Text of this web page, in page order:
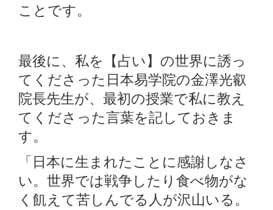
ことです。
最後に、私を【占い】の世界に誘っ
てくださった日本易学院の金澤光叡
院長先生が、最初の授業で私に教え
てくださった言葉を記しておきま
す。
「日本に生まれたことに感謝しなさ
い。世界では戦争したり食べ物がな
く飢えて苦しんでる人が沢山いる。